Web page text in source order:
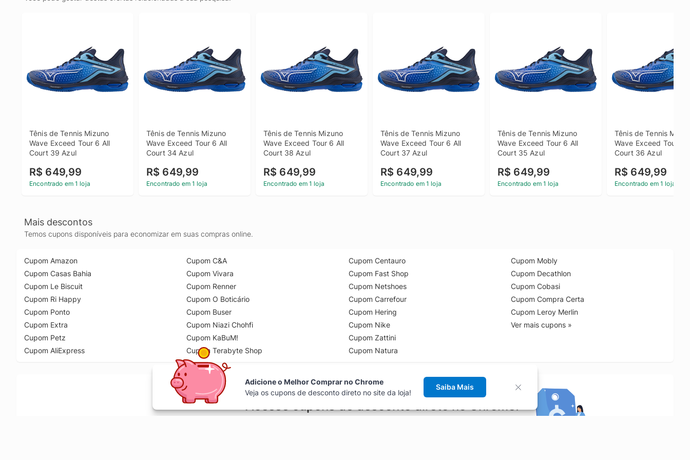
Tênis de Tennis Mizuno
Wave Exceed Tour 6 All
Court 39 Azul
R$ 649,99
Encontrado em 1 loja
Tênis de Tennis Mizuno
Wave Exceed Tour 6 All
Court 34 Azul
R$ 649,99
Encontrado em 1 loja
Tênis de Tennis Mizuno
Wave Exceed Tour 6 All
Court 38 Azul
R$ 649,99
Encontrado em 1 loja
Tênis de Tennis Mizuno
Wave Exceed Tour 6 All
Court 37 Azul
R$ 649,99
Encontrado em 1 loja
Tênis de Tennis Mizuno
Wave Exceed Tour 6 All
Court 35 Azul
R$ 649,99
Encontrado em 1 loja
Tênis de Tennis
Wave Exceed Tour 6
Court 36 Azul
R$ 649,99
Encontrado em 1 loja
Mais descontos
Temos cupons disponíveis para economizar em suas compras online.
Cupom Amazon
Cupom Casas Bahia
Cupom Le Biscuit
Cupom Ri Happy
Cupom Ponto
Cupom Extra
Cupom Petz
Cupom AliExpress
Cupom C&A
Cupom Vivara
Cupom Renner
Cupom O Boticário
Cupom Buser
Cupom Niazi Chohfi
Cupom KaBuM!
Cupom Terabyte Shop
Cupom Centauro
Cupom Fast Shop
Cupom Netshoes
Cupom Carrefour
Cupom Hering
Cupom Nike
Cupom Zattini
Cupom Natura
Cupom Mobly
Cupom Decathlon
Cupom Cobasi
Cupom Compra Certa
Cupom Leroy Merlin
Ver mais cupons »
Acesse cupons de desconto direto no Chrome!
Adicione o Melhor Comprar no Chrome
Veja os cupons de desconto direto no site da loja!
Saiba Mais